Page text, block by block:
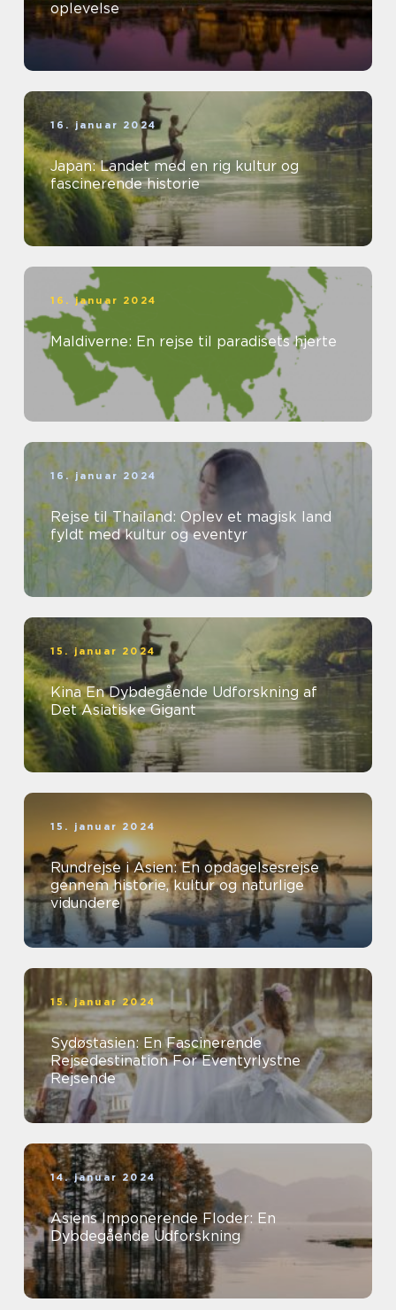
oplevelse
16. januar 2024
Japan: Landet med en rig kultur og
fascinerende historie
16. januar 2024
Maldiverne: En rejse til paradisets hjerte
16. januar 2024
Rejse til Thailand: Oplev et magisk land
fyldt med kultur og eventyr
15. januar 2024
Kina En Dybdegående Udforskning af
Det Asiatiske Gigant
15. januar 2024
Rundrejse i Asien: En opdagelsesrejse
gennem historie, kultur og naturlige
vidundere
15. januar 2024
Sydøstasien: En Fascinerende
Rejsedestination For Eventyrlystne
Rejsende
14. januar 2024
Asiens Imponerende Floder: En
Dybdegående Udforskning